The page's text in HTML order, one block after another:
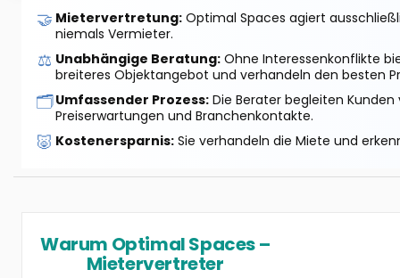
🤝 Mietervertretung: Optimal Spaces agiert
niemals Vermieter.
⚖️ Unabhängige Beratung: Ohne Interessenkonflikte
breiteres Objektangebot und verhandeln den besten
🗂️Umfassender Prozess: Die Berater begleiten Kunden
Preiserwartungen und Branchenkontakte.
🐷 Kostenersparnis: Sie verhandeln die Miete und
Warum Optimal Spaces –
Mietervertreter